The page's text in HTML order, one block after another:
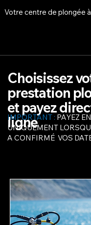
Votre centre de plongée
Choisissez
prestation
et payez
ligne
IMPORTANT : PAYEZ
UNIQUEMENT
A CONFIRMÉ VOS